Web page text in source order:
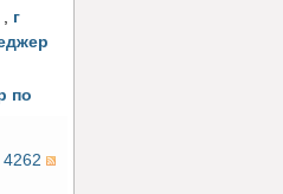
, г
по
4262